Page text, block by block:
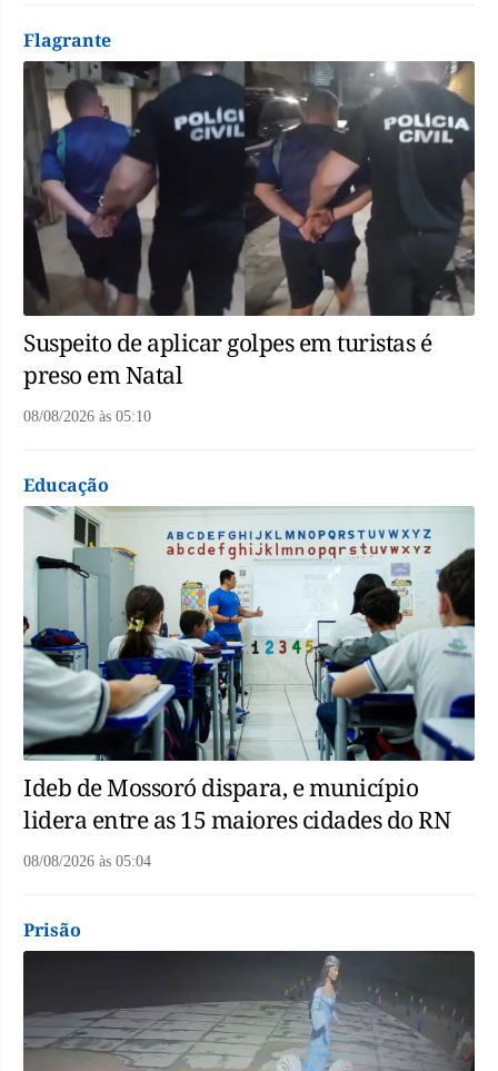
Flagrante
Suspeito de aplicar golpes em turistas é
preso em Natal
08/08/2026 às 05:10
Educação
Ideb de Mossoró dispara, e município
lidera entre as 15 maiores cidades do RN
08/08/2026 às 05:04
Prisão